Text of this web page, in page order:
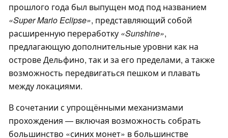
прошлого года был выпущен мод под названием
«Super Mario Eclipse», представляющий собой
расширенную переработку «Sunshine»,
предлагающую дополнительные уровни как на
острове Дельфино, так и за его пределами, а также
возможность передвигаться пешком и плавать
между локациями.
В сочетании с упрощёнными механизмами
прохождения — включая возможность собрать
большинство «синих монет» в большинстве